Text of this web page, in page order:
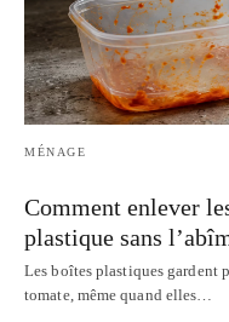
MÉNAGE
Comment enlever
plastique sans
Les boîtes plastiques gardent
tomate, même quand elles…